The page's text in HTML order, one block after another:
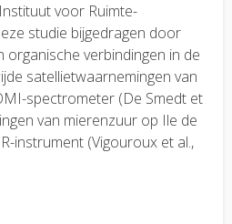
voor Ruimte-
studie bijgedragen door
organische verbindingen in de
satellietwaarnemingen van
spectrometer (De Smedt et
van mierenzuur op Ile de
instrument (Vigouroux et al.,